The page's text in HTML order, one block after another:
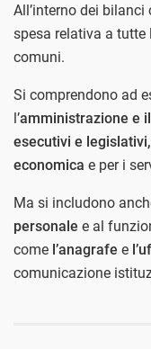
All’interno dei
spesa relativa a tutte
comuni.
Si comprendono ad
l’amministrazione e
esecutivi e legislativi,
economica e per i
Ma si includono
personale e al
come l’anagrafe e
comunicazione